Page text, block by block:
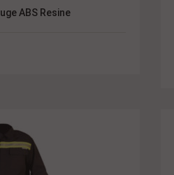
ABS Resine